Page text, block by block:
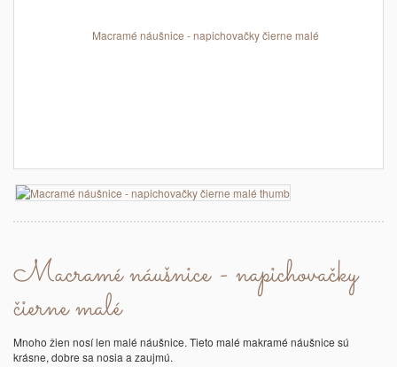
Macramé náušnice - napichovačky
čierne malé
Mnoho žien nosí len malé náušnice. Tieto malé makramé náušnice sú
krásne, dobre sa nosia a zaujmú.